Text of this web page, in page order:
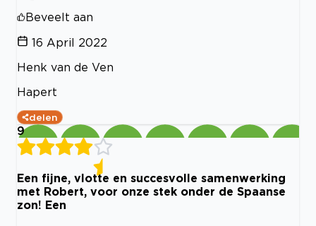
Beveelt aan
16 April 2022
Henk van de Ven
Hapert
delen
9
Een fijne, vlotte en succesvolle samenwerking
met Robert, voor onze stek onder de Spaanse
zon! Een